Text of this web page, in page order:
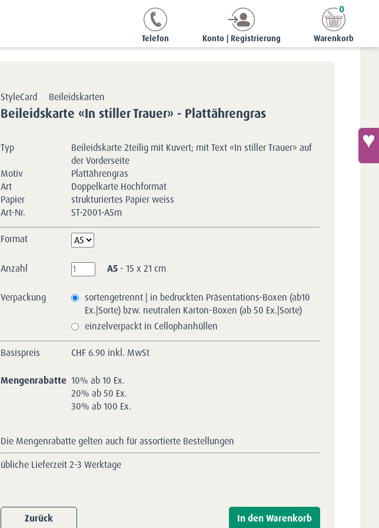
Telefon Konto | Registrierung Warenkorb
0
Beileidskarte «In stiller Trauer» - Plattährengras
StyleCard Beileidskarten
Beileidskarte «In stiller Trauer» - Plattährengras
Typ
Beileidskarte 2teilig mit Kuvert; mit Text «In stiller Trauer» auf
der Vorderseite
Motiv
Plattährengras
Art
Doppelkarte Hochformat
Papier
strukturiertes Papier weiss
Art-Nr.
ST-2001-A5m
Format
Anzahl A5 - 15 x 21 cm
Verpackung
sortengetrennt | in bedruckten Präsentations-Boxen (ab10
Ex.|Sorte) bzw. neutralen Karton-Boxen (ab 50 Ex.|Sorte)
einzelverpackt in Cellophanhüllen
Basispreis CHF6.90 inkl. MwSt
Mengenrabatte 10% ab 10 Ex.
20% ab 50 Ex.
30% ab 100 Ex.
Die Mengenrabatte gelten auch für assortierte Bestellungen
übliche Lieferzeit 2-3 Werktage
Zurück